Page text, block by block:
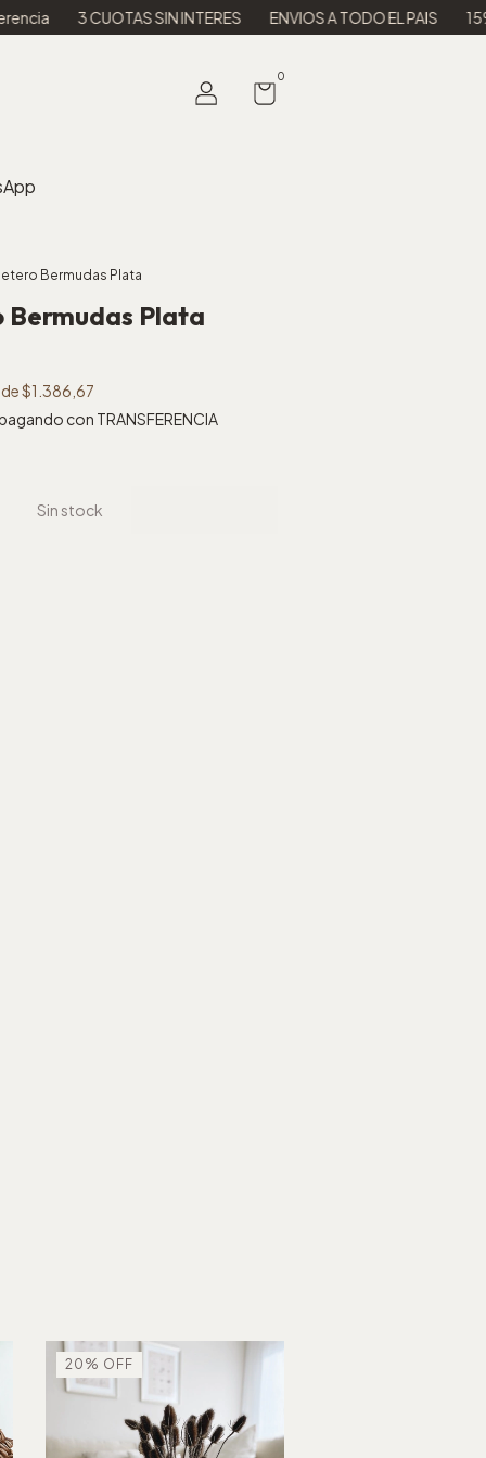
SIN INTERES ENVIOS A TODO EL PAIS 15% OFF en
0
Bermudas Plata
Plata
$1.386,67
con TRANSFERENCIA
20 % OFF